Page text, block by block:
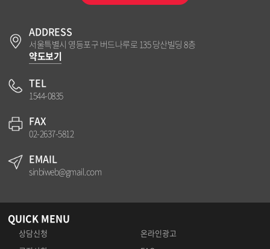
ADDRESS
서울특별시 영등포구 버드나루로 135 당산빌딩 8층
약도보기
TEL
1544-0835
FAX
02-2637-5812
EMAIL
sinbiweb@gmail.com
QUICK MENU
상담신청
온라인광고